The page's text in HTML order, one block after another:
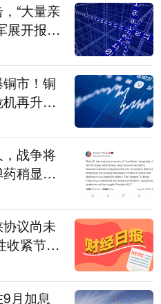
“大量亲
展开报复
市！铜
再升
战争将
稍显紧
理文本
议尚未
收紧节奏
月加息